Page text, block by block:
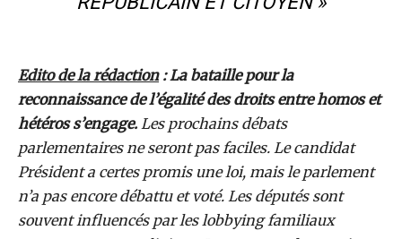
Edito de la rédaction: La bataille pour la
reconnaissance de l’égalité des droits entre homos et
hétéros s’engage. Les prochains débats
parlementaires ne seront pas faciles. Le candidat
Président a certes promis une loi, mais le parlement
n’a pas encore débattu et voté. Les députés sont
souvent influencés par les lobbying familiaux